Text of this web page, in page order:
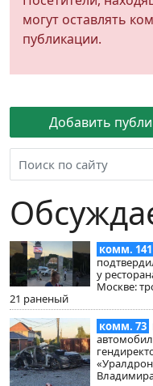
Добавить
комм. 141
у
Москве:
21 раненый
комм. 73
могут оставлять
публикации.